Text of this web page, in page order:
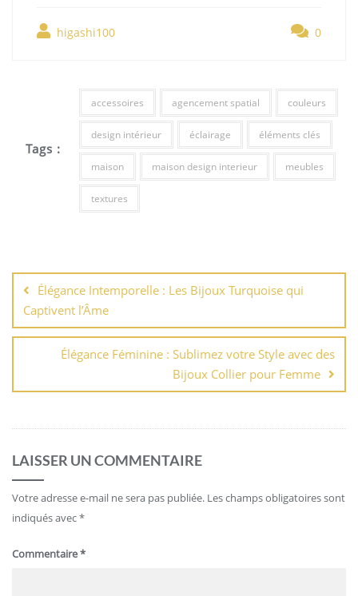
higashi100 0
Tags :
accessoires agencement spatial couleurs
design intérieur éclairage éléments clés
maison maison design interieur meubles
textures
de
l’article
Élégance Intemporelle : Les Bijoux Turquoise qui
Captivent l’Âme
Élégance Féminine : Sublimez votre Style avec des
Bijoux Collier pour Femme
LAISSER UN COMMENTAIRE
Votre adresse e-mail ne sera pas publiée. Les champs obligatoires sont
indiqués avec*
Commentaire*